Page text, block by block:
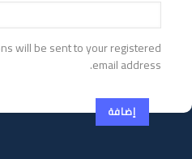
will be sent to your registered
email address.